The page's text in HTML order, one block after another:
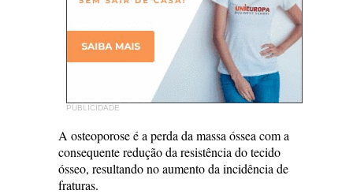
PUBLICIDADE
A osteoporose é a perda da massa óssea com a
consequente redução da resistência do tecido
ósseo, resultando no aumento da incidência de
fraturas.